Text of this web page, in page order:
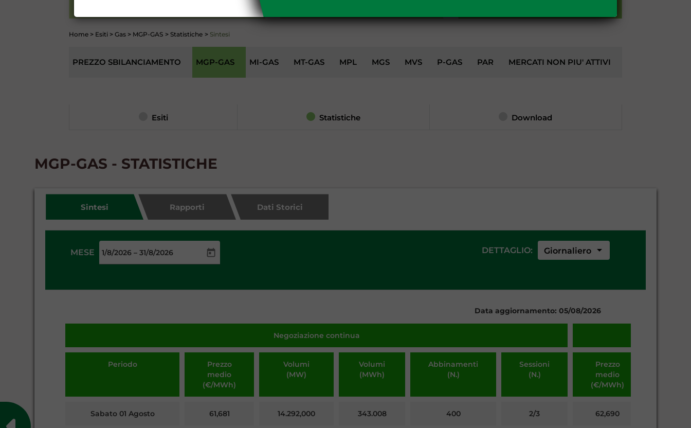
Home > Esiti > Gas > MGP-GAS > Statistiche > Sintesi
PREZZO SBILANCIAMENTO MGP-GAS MI-GAS MT-GAS MPL MGS MVS P-GAS PAR MERCATI NON PIU' ATTIVI
Esiti Statistiche Download
MGP-GAS - STATISTICHE
Sintesi Rapporti Dati Storici
MESE – DETTAGLIO: Giornaliero arrow_drop_down
Data aggiornamento: 05/08/2026
Negoziazione continua
Periodo
Prezzo
medio
(€/MWh)
Volumi
(MW)
Volumi
(MWh)
Abbinamenti
(N.)
Sessioni
(N.)
Prezzo
medio
(€/MWh)
Sabato 01 Agosto 61,681 14.292,000 343.008 400 2/3 62,690